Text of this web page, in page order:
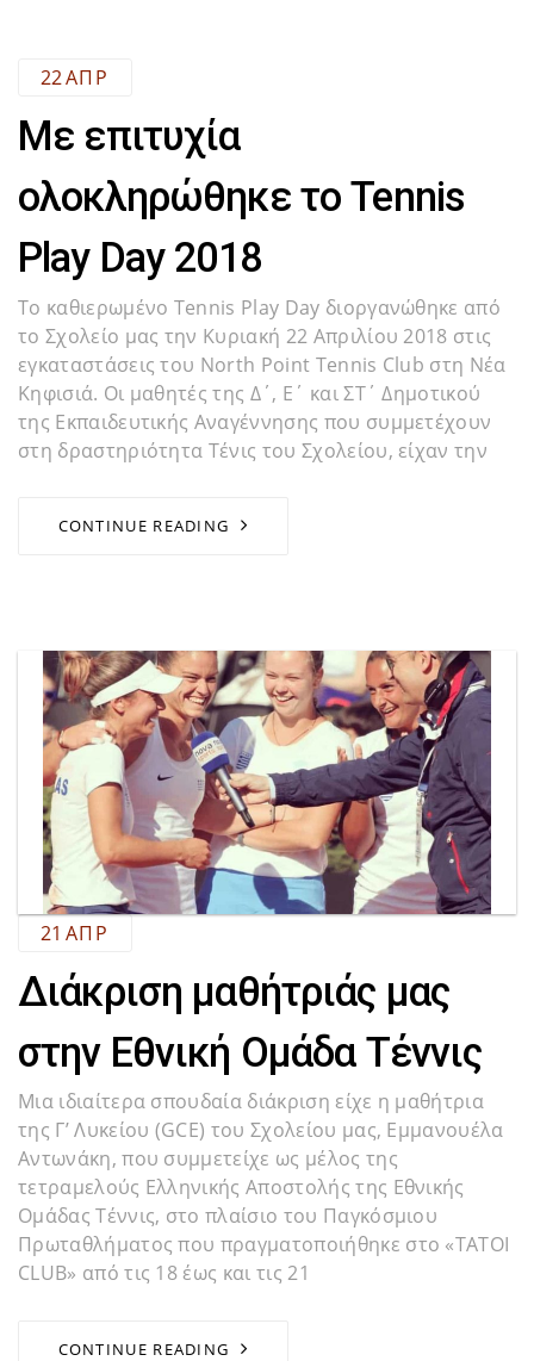
22ΑΠΡ
Με επιτυχία
ολοκληρώθηκε το Tennis
Play Day 2018
Το καθιερωμένο Tennis Play Day διοργανώθηκε από
το Σχολείο μας την Κυριακή 22 Απριλίου 2018 στις
εγκαταστάσεις του North Point Tennis Club στη Νέα
Κηφισιά. Οι μαθητές της Δ΄, Ε΄ και ΣΤ΄ Δημοτικού
της Εκπαιδευτικής Αναγέννησης που συμμετέχουν
στη δραστηριότητα Τένις του Σχολείου, είχαν την
CONTINUE READING
21 ΑΠΡ
Διάκριση μαθήτριάς μας
στην Εθνική Ομάδα Τέννις
Μια ιδιαίτερα σπουδαία διάκριση είχε η μαθήτρια
της Γ’ Λυκείου (GCE) του Σχολείου μας, Εμμανουέλα
Αντωνάκη, που συμμετείχε ως μέλος της
τετραμελούς Ελληνικής Αποστολής της Εθνικής
Ομάδας Τέννις, στο πλαίσιο του Παγκόσμιου
Πρωταθλήματος που πραγματοποιήθηκε στο «ΤΑΤΟΙ
CLUB» από τις 18 έως και τις 21
CONTINUE READING